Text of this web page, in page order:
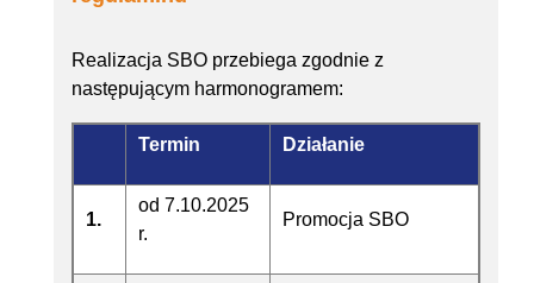
Realizacja SBO przebiega zgodnie z
następującym harmonogramem:
Termin Działanie
1.
od 7.10.2025
r.
Promocja SBO